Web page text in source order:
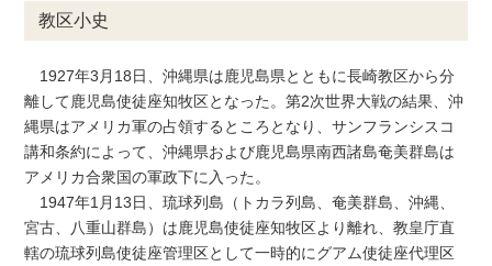
教区小史
1927年3月18日、沖縄県は鹿児島県とともに長崎教区から分
離して鹿児島使徒座知牧区となった。第2次世界大戦の結果、沖
縄県はアメリカ軍の占領するところとなり、サンフランシスコ
講和条約によって、沖縄県および鹿児島県南西諸島奄美群島は
アメリカ合衆国の軍政下に入った。
1947年1月13日、琉球列島（トカラ列島、奄美群島、沖縄、
宮古、八重山群島）は鹿児島使徒座知牧区より離れ、教皇庁直
轄の琉球列島使徒座管理区として一時的にグアム使徒座代理区